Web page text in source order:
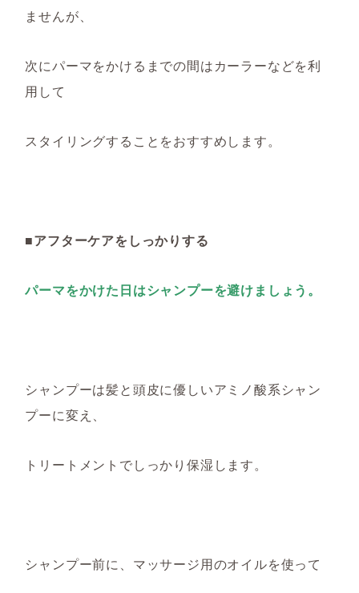
ませんが、
次にパーマをかけるまでの間はカーラーなどを利
用して
スタイリングすることをおすすめします。
■アフターケアをしっかりする
パーマをかけた日はシャンプーを避けましょう。
シャンプーは髪と頭皮に優しいアミノ酸系シャン
プーに変え、
トリートメントでしっかり保湿します。
シャンプー前に、マッサージ用のオイルを使って